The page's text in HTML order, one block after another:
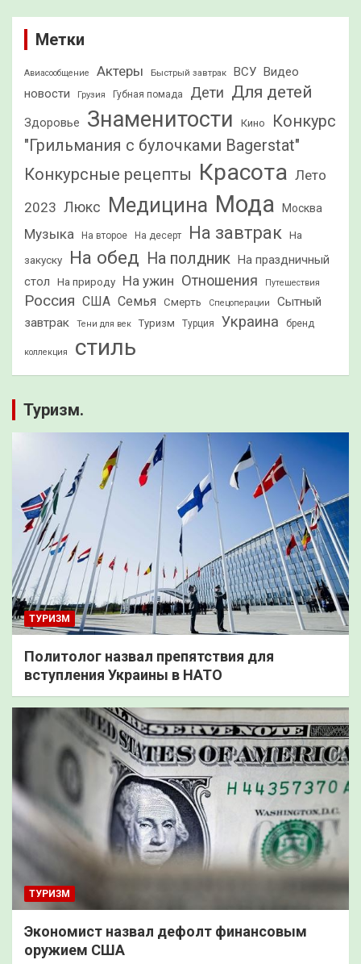
Метки
Авиасообщение Актеры Быстрый завтрак ВСУ Видео
новости
Грузия Губная помада Дети Для детей
Здоровье Знаменитости Кино
Конкурс
"Грильмания с булочками Bagerstat"
Конкурсные рецепты Красота Лето
2023 Люкс Медицина Мода Москва
Музыка На второе На десерт На завтрак На
закуску На обед На полдник На праздничный
стол
На природу На ужин Отношения Путешествия
Россия США Семья Смерть Спецоперации
Сытный
завтрак
Тени для век Туризм Турция Украина бренд
коллекция стиль
Туризм.
ТУРИЗМ
Политолог назвал препятствия для
вступления Украины в НАТО
ТУРИЗМ
Экономист назвал дефолт финансовым
оружием США